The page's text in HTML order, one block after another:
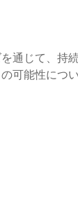
通じて、持
可能性につ